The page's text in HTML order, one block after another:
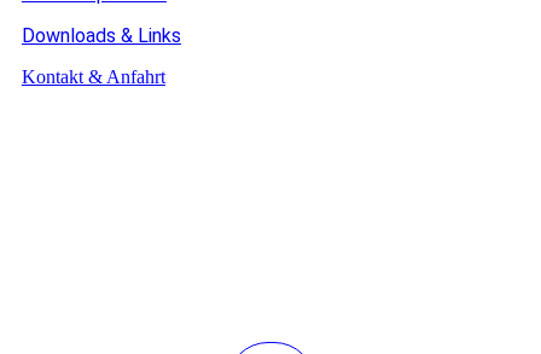
Downloads & Links
Kontakt & Anfahrt